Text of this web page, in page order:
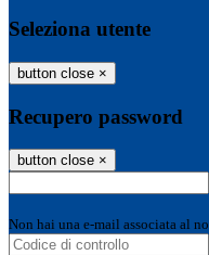
Seleziona utente
button close ×
Recupero password
button close ×
Non hai una e-mail associata al